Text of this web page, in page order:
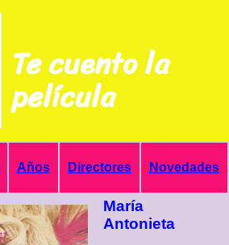
Te cuento la
película
Años Directores Novedades
María
Antonieta